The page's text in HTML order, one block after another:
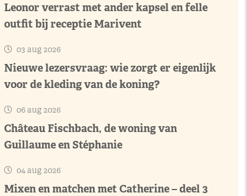
Leonor verrast met ander kapsel en felle
outfit bij receptie Marivent
03 aug 2026
Nieuwe lezersvraag: wie zorgt er eigenlijk
voor de kleding van de koning?
06 aug 2026
Château Fischbach, de woning van
Guillaume en Stéphanie
04 aug 2026
Mixen en matchen met Catherine – deel 3